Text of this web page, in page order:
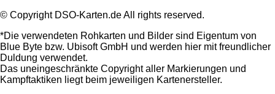
© Copyright DSO-Karten.de All rights reserved.
*Die verwendeten Rohkarten und Bilder sind Eigentum von
Blue Byte bzw. Ubisoft GmbH und werden hier mit freundlicher
Duldung verwendet.
Das uneingeschränkte Copyright aller Markierungen und
Kampftaktiken liegt beim jeweiligen Kartenersteller.